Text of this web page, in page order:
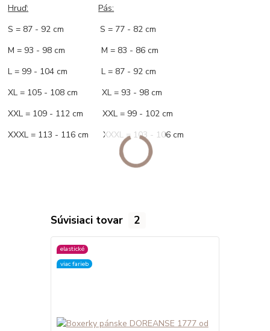
Hruď:
Pás:
S = 87 - 92 cm S = 77 - 82 cm
M = 93 - 98 cm M = 83 - 86 cm
L = 99 - 104 cm L = 87 - 92 cm
XL = 105 - 108 cm XL = 93 - 98 cm
XXL = 109 - 112 cm XXL = 99 - 102 cm
XXXL = 113 - 116 cm XXXL = 103 - 106 cm
Súvisiaci tovar 2
elastické
viac farieb